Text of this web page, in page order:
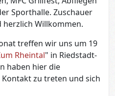
Sporthalle. Zuschauer
Willkommen.
treffen wir uns um 19
Rheintal" in Riedstadt-
haben hier die
zu treten und sich